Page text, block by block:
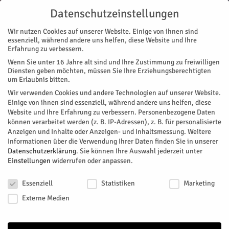
Start Schlingensief – In das Schweigen hineinschreien
Datenschutzeinstellungen
Wir nutzen Cookies auf unserer Website. Einige von ihnen sind
essenziell, während andere uns helfen, diese Website und Ihre
Erfahrung zu verbessern.
Wenn Sie unter 16 Jahre alt sind und Ihre Zustimmung zu freiwilligen
Diensten geben möchten, müssen Sie Ihre Erziehungsberechtigten
um Erlaubnis bitten.
Wir verwenden Cookies und andere Technologien auf unserer Website.
Einige von ihnen sind essenziell, während andere uns helfen, diese
Website und Ihre Erfahrung zu verbessern. Personenbezogene Daten
können verarbeitet werden (z. B. IP-Adressen), z. B. für personalisierte
Anzeigen und Inhalte oder Anzeigen- und Inhaltsmessung. Weitere
Informationen über die Verwendung Ihrer Daten finden Sie in unserer
Datenschutzerklärung. Sie können Ihre Auswahl jederzeit unter
Einstellungen widerrufen oder anpassen.
Essenziell
Statistiken
Marketing
Externe Medien